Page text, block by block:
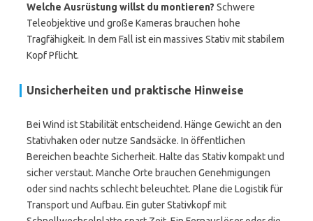
Welche Ausrüstung willst du montieren? Schwere
Teleobjektive und große Kameras brauchen hohe
Tragfähigkeit. In dem Fall ist ein massives Stativ mit stabilem
Kopf Pflicht.
Unsicherheiten und praktische Hinweise
Bei Wind ist Stabilität entscheidend. Hänge Gewicht an den
Stativhaken oder nutze Sandsäcke. In öffentlichen
Bereichen beachte Sicherheit. Halte das Stativ kompakt und
sicher verstaut. Manche Orte brauchen Genehmigungen
oder sind nachts schlecht beleuchtet. Plane die Logistik für
Transport und Aufbau. Ein guter Stativkopf mit